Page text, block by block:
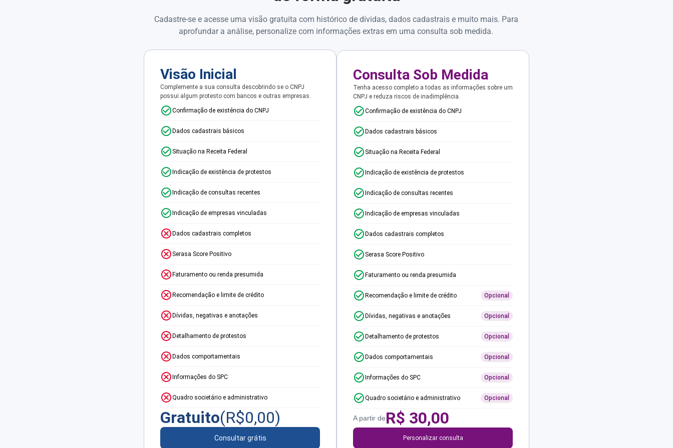
Cadastre-se e acesse uma visão gratuita com histórico de dívidas, dados cadastrais e muito mais. Para
aprofundar a análise, personalize com informações extras em uma consulta sob medida.
Visão Inicial
Complemente a sua consulta descobrindo se o CNPJ
possui algum protesto com bancos e outras empresas.
Confirmação de existência do CNPJ
Dados cadastrais básicos
Situação na Receita Federal
Indicação de existência de protestos
Indicação de consultas recentes
Indicação de empresas vinculadas
Dados cadastrais completos
Serasa Score Positivo
Faturamento ou renda presumida
Recomendação e limite de crédito
Dívidas, negativas e anotações
Detalhamento de protestos
Dados comportamentais
Informações do SPC
Quadro societário e administrativo
Gratuito(R$0,00)
Consultar grátis
Consulta Sob Medida
Tenha acesso completo a todas as informações sobre um
CNPJ e reduza riscos de inadimplência.
Confirmação de existência do CNPJ
Dados cadastrais básicos
Situação na Receita Federal
Indicação de existência de protestos
Indicação de consultas recentes
Indicação de empresas vinculadas
Dados cadastrais completos
Serasa Score Positivo
Faturamento ou renda presumida
Recomendação e limite de crédito Opcional
Dívidas, negativas e anotações Opcional
Detalhamento de protestos Opcional
Dados comportamentais Opcional
Informações do SPC Opcional
Quadro societário e administrativo Opcional
A partir deR$ 30,00
Personalizar consulta